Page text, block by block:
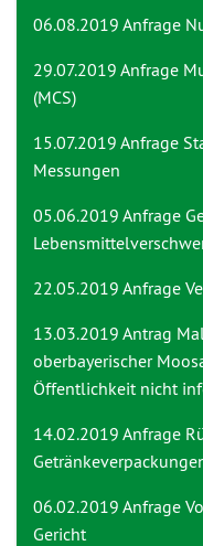
06.08.2019 Anfrage
29.07.2019 Anfrage
(MCS)
15.07.2019 Anfrage
Messungen
05.06.2019 Anfrage
22.05.2019 Anfrage
13.03.2019 Antrag
oberbayerischer
Öffentlichkeit nicht
14.02.2019 Anfrage
06.02.2019 Anfrage
Gericht